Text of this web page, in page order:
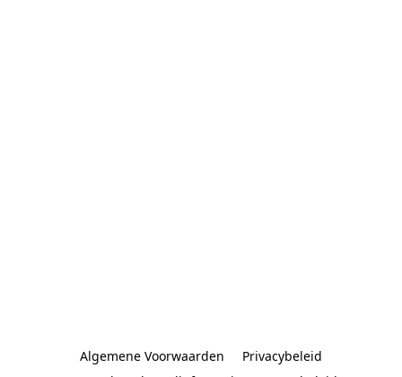
Algemene Voorwaarden
Privacybeleid